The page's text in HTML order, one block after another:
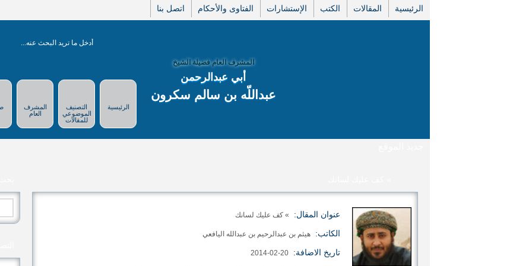
الرئيسية المقالات الكتب الإستشارات الفتاوى والأحكام اتصل بنا
الرئيسية
التصنيف
الموضوعي
للمقالات
المشرف
العام
المشرف العام فضيلة الشيخ
أبي عبدالرحمن
عبداللّه بن سالم سكرون
عنوان المقال: » كف عليك لسانك
الكاتب: هيثم بن عبدالرحيم بن عبدالله اليافعي
تاريخ الاضافة: